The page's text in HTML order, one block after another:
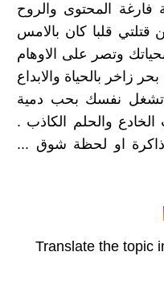
المحتوى والروح
قتلتي قلبا كان بالامس
وتصر على الاوهام
زاخر بالحياة والابداع
تشغل نفسك بحب دمية
الخادع والحلم الكاذب .
ذاكرة او لحظة شوق ...
Translate the topic